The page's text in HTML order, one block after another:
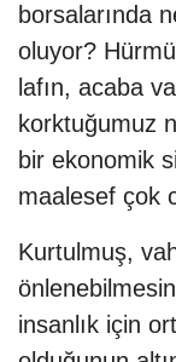
borsalarında
oluyor?
lafın, acaba
korktuğumuz
bir ekonomik
maalesef çok
Kurtulmuş,
insanlık için